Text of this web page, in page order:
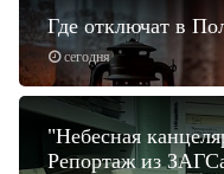
сегодня
Где отключат в
"Небесная
Репортаж из